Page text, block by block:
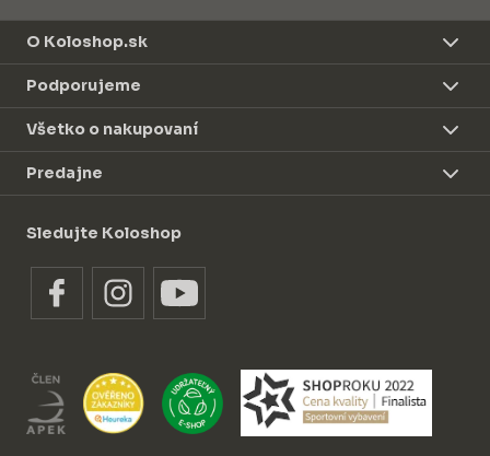
O Koloshop.sk
Podporujeme
Všetko o nakupovaní
Predajne
Sledujte Koloshop